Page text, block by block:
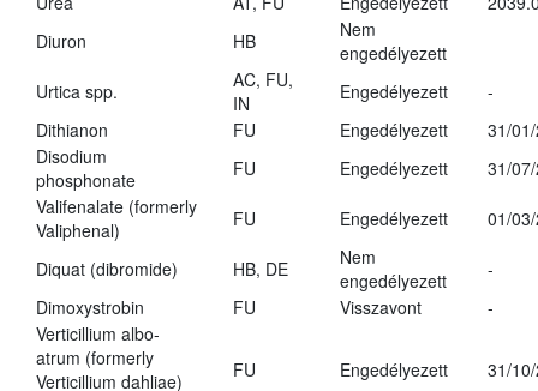
Diuron
HB
Nem
engedélyezett
Urtica spp.
AC, FU,
IN
Engedélyezett
-
Dithianon
FU Engedélyezett
31/
Disodium
phosphonate
FU Engedélyezett
31/
Valifenalate (formerly
Valiphenal)
FU Engedélyezett 01/
Diquat (dibromide) HB, DE
Nem
engedélyezett
-
Dimoxystrobin
FU Visszavont
-
Verticillium albo-
atrum (formerly
Verticillium dahliae)
FU Engedélyezett 31/